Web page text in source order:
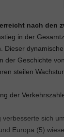
nach den
in der
Dieser
der Geschichte
steilen
der
verbesserte sich
Europa (5)